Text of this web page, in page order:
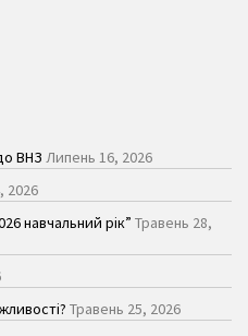
ВНЗ Липень 16, 2026
2026
навчальний рік” Травень 28,
Травень 25, 2026